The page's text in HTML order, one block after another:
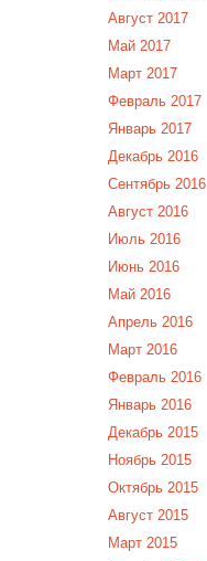
Август 2017
Май 2017
Март 2017
Февраль 2017
Январь 2017
Декабрь 2016
Сентябрь 2016
Август 2016
Июль 2016
Июнь 2016
Май 2016
Апрель 2016
Март 2016
Февраль 2016
Январь 2016
Декабрь 2015
Ноябрь 2015
Октябрь 2015
Август 2015
Март 2015